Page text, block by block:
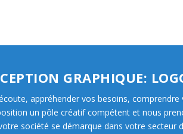
GRAPHIQUE:
appréhender vos besoins,
un pôle créatif compétent et nous
société se démarque dans votre